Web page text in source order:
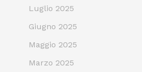
Luglio 2025
Giugno 2025
Maggio 2025
Marzo 2025